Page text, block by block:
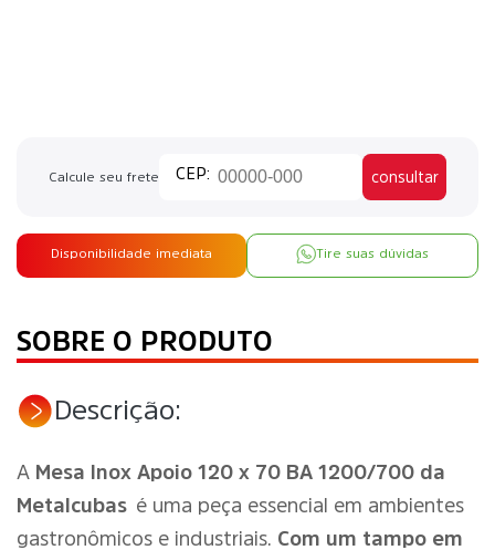
Calcule seu frete consultar
Disponibilidade imediata Tire suas dúvidas
SOBRE O PRODUTO
Descrição:
A Mesa Inox Apoio 120 x 70 BA 1200/700 da
Metalcubas é uma peça essencial em ambientes
gastronômicos e industriais. Com um tampo em